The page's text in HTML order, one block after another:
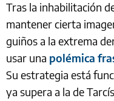
Tras la inhabilitación
mantener cierta
guiños a la extrema
usar una polémica
Su estrategia está
ya supera a la de